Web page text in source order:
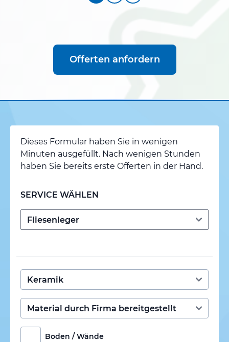
Offerten anfordern
Dieses Formular haben Sie in wenigen
Minuten ausgefüllt. Nach wenigen Stunden
haben Sie bereits erste Offerten in der Hand.
SERVICE WÄHLEN
Boden / Wände